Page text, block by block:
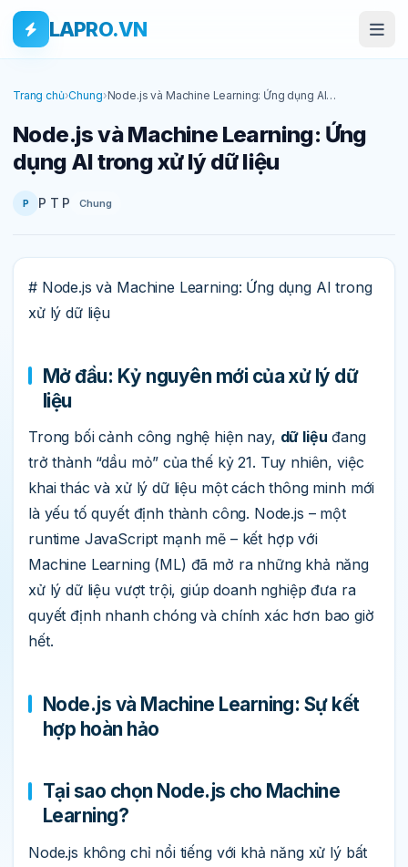
Skip to main content
Bỏ qua tới nội dung
LAPRO.VN
Trang chủ›Chung›Node.js và Machine Learning: Ứng dụng AI
Node.js và Machine Learning: Ứng
dụng AI trong xử lý dữ liệu
P P T P Chung
# Node.js và Machine Learning: Ứng dụng AI trong
xử lý dữ liệu
Mở đầu: Kỷ nguyên mới của xử lý dữ
liệu
Trong bối cảnh công nghệ hiện nay, dữ liệu đang
trở thành “dầu mỏ” của thế kỷ 21. Tuy nhiên, việc
khai thác và xử lý dữ liệu một cách thông minh mới
là yếu tố quyết định thành công. Node.js – một
runtime JavaScript mạnh mẽ – kết hợp với
Machine Learning (ML) đã mở ra những khả năng
xử lý dữ liệu vượt trội, giúp doanh nghiệp đưa ra
quyết định nhanh chóng và chính xác hơn bao giờ
hết.
Node.js và Machine Learning: Sự kết
hợp hoàn hảo
Tại sao chọn Node.js cho Machine
Learning?
Node.js không chỉ nổi tiếng với khả năng xử lý bất